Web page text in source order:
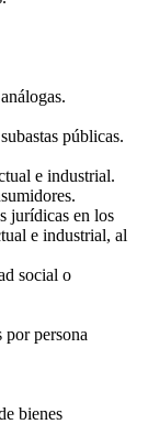
públicas.
e industrial.
jurídicas en los
e industrial, al
social o
persona
bienes